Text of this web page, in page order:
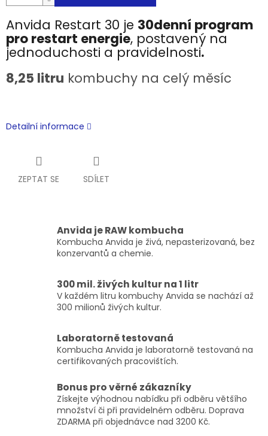
Anvida Restart 30 je 30denní program
pro restart energie, postavený na
jednoduchosti a pravidelnosti.
8,25 litru kombuchy na celý měsíc
Detailní informace
ZEPTAT SE SDÍLET
Anvida je RAW kombucha
Kombucha Anvida je živá, nepasterizovaná, bez
konzervantů a chemie.
300 mil. živých kultur na 1 litr
V každém litru kombuchy Anvida se nachází až
300 milionů živých kultur.
Laboratorně testovaná
Kombucha Anvida je laboratorně testovaná na
certifikovaných pracovištích.
Bonus pro věrné zákazníky
Získejte výhodnou nabídku při odběru většího
množství či při pravidelném odběru. Doprava
ZDARMA při objednávce nad 3200 Kč.